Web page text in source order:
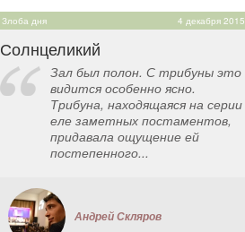
Злоба дня 4 декабря 2015
Солнцеликий
Зал был полон. С трибуны это
видится особенно ясно.
Трибуна, находящаяся на серии
еле заметных постаментов,
придавала ощущение ей
постепенного...
Андрей Скляров